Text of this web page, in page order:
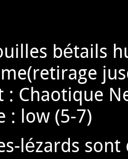
bétails
: Chaotique
: low (5-7)
lézards